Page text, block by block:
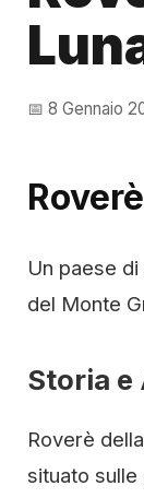
📅 8 Gennaio
Un paese
del Monte
Storia e
Roverè
situato sulle